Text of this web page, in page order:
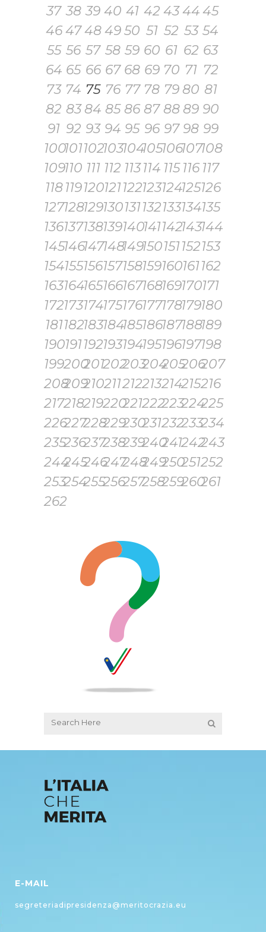
37 38 39 40 41 42 434445
46 474849 50 51 52 53 54
55 56 57 58 59 60 61 62 63
64 65 66 67 68 69 70 71 72
73 74 75 76 77 78 79 80 81
82 83 84 85 86 87 88 89 90
91 92 93 94 95 96 97 98 99
100101102103104105106107108
109110 111 112 113 114 115 116 117
118 119120121122123124125126
127128129130131132133134135
136137138139140141142143144
145146147148149150151152153
154155156157158159160161162
163164165166167168169170171
172173174175176177178179180
181182183184185186187188189
190191192193194195196197198
199200201202203204205206207
208209210211212213214215216
217218219220221222223224225
226227228229230231232233234
235236237238239240241242243
244245246247248249250251252
253254255256257258259260261
262
E-MAIL
segreteriadipresidenza@meritocrazia.eu